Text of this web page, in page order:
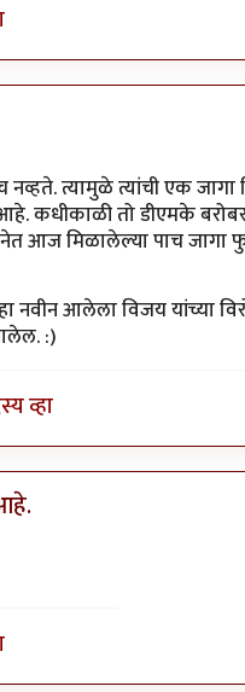
त्यामुळे त्यांची एक
कधीकाळी तो डीएमके बरोबर
आज मिळालेल्या पाच
नवीन आलेला विजय यांच्या
:)
व्हा